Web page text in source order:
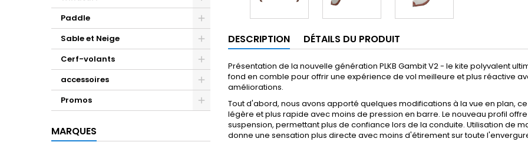
Paddle
Sable et Neige
Cerf-volants
accessoires
Promos
MARQUES
DESCRIPTION DÉTAILS DU PRODUIT
Présentation de la nouvelle génération PLKB Gambit V2 - le kite polyvalent
fond en comble pour offrir une expérience de vol meilleure et plus réactive
améliorations.
Tout d'abord, nous avons apporté quelques modifications à la vue en plan,
légère et plus rapide avec moins de pression en barre. Le nouveau profil
suspension, permettant plus de confiance lors de la conduite. Utilisation de
donne une sensation plus directe avec moins d'étirement sur toute